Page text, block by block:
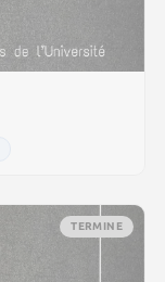
TERMINE